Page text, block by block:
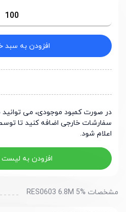
افزودن به سبد
در صورت کمبود موجودی، می
سفارشات خارجی اضافه کنید تا
اعلام شود.
افزودن به لیست
مشخصات RES0603 6.8M 5%